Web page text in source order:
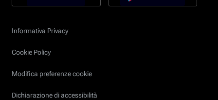
Informativa Privacy
Cookie Policy
Modifica preferenze cookie
Dichiarazione di accessibilità